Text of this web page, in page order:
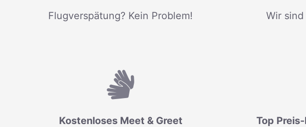
Flugverspätung? Kein Problem! Wir
Kostenloses Meet & Greet Top